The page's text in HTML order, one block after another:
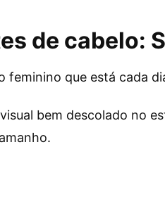
de cabelo:
feminino que está cada
bem descolado no